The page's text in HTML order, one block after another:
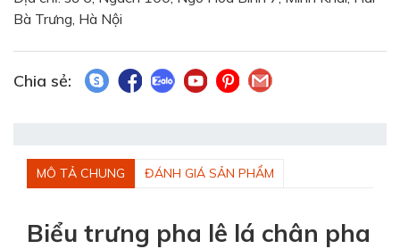
Bà Trưng, Hà Nội
Chia sẻ:
MÔ TẢ CHUNG ĐÁNH GIÁ SẢN PHẨM
Biểu trưng pha lê lá chân pha